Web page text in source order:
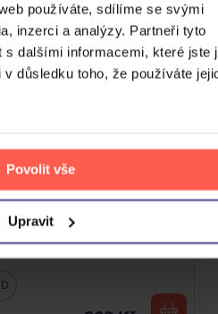
používáte, sdílíme se svými
inzerci a analýzy. Partneři tyto
s dalšími informacemi, které jste
důsledku toho, že používáte
Povolit vše
Upravit
CD
385 Kč
Jungle XXI